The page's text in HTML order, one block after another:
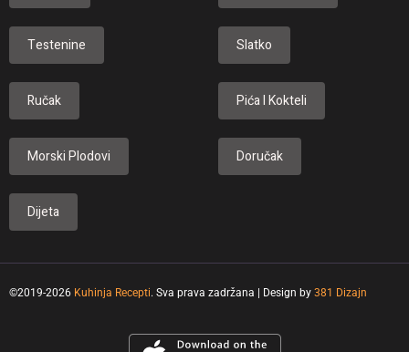
Testenine Slatko
Ručak Pića I Kokteli
Morski Plodovi Doručak
Dijeta
©2019-2026 Kuhinja Recepti. Sva prava zadržana | Design by 381 Dizajn